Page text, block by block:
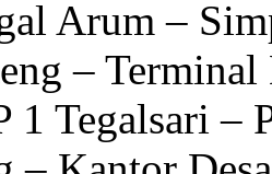
Arum –
–
1 Tegalsari –